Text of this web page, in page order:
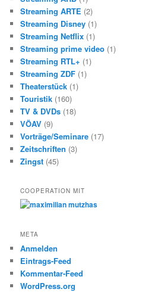
Streaming ARTE (2)
Streaming Disney (1)
Streaming Netflix (1)
Streaming prime video (1)
Streaming RTL+ (1)
Streaming ZDF (1)
Theaterstück (1)
Touristik (160)
TV & DVDs (18)
VÖAV (9)
Vorträge/Seminare (17)
Zeitschriften (3)
Zingst (45)
COOPERATION MIT
META
Anmelden
Eintrags-Feed
Kommentar-Feed
WordPress.org